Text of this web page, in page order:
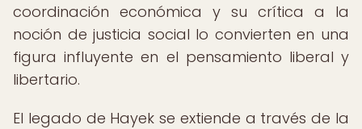
coordinación económica y su crítica a la
noción de justicia social lo convierten en una
figura influyente en el pensamiento liberal y
libertario.
El legado de Hayek se extiende a través de la